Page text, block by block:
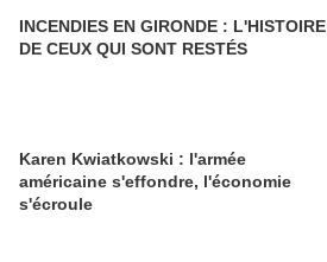
INCENDIES EN GIRONDE : L'HISTOIRE
DE CEUX QUI SONT RESTÉS
Karen Kwiatkowski : l'armée
américaine s'effondre, l'économie
s'écroule